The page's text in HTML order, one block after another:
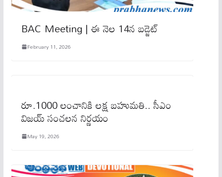
BAC Meeting | ఈ నెల 14న బడ్జెట్‌
February 11, 2026
రూ.1000 లంచానికి లక్ష బహుమతి.. సీఎం
విజయ్ సంచలన నిర్ణయం
May 19, 2026